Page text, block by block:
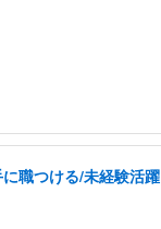
職つける/未経験活躍